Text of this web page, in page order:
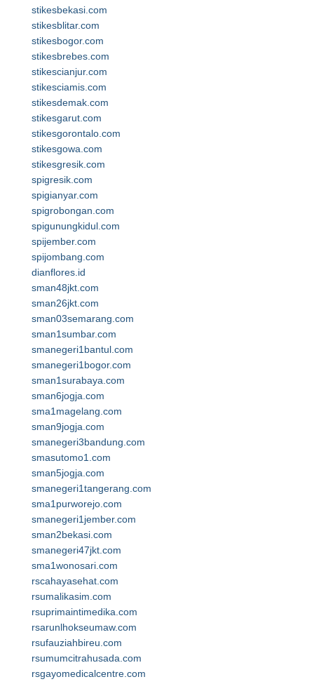
stikesbekasi.com
stikesblitar.com
stikesbogor.com
stikesbrebes.com
stikescianjur.com
stikesciamis.com
stikesdemak.com
stikesgarut.com
stikesgorontalo.com
stikesgowa.com
stikesgresik.com
spigresik.com
spigianyar.com
spigrobongan.com
spigunungkidul.com
spijember.com
spijombang.com
dianflores.id
sman48jkt.com
sman26jkt.com
sman03semarang.com
sman1sumbar.com
smanegeri1bantul.com
smanegeri1bogor.com
sman1surabaya.com
sman6jogja.com
sma1magelang.com
sman9jogja.com
smanegeri3bandung.com
smasutomo1.com
sman5jogja.com
smanegeri1tangerang.com
sma1purworejo.com
smanegeri1jember.com
sman2bekasi.com
smanegeri47jkt.com
sma1wonosari.com
rscahayasehat.com
rsumalikasim.com
rsuprimaintimedika.com
rsarunlhokseumaw.com
rsufauziahbireu.com
rsumumcitrahusada.com
rsgayomedicalcentre.com